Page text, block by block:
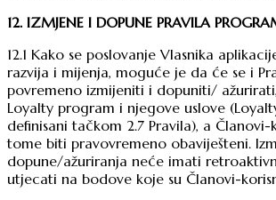
12. IZMJENE I DOPUNE PRAVILA
12.1 Kako se poslovanje Vlasnika
razvija i mijenja, moguće je da će se i
povremeno izmijeniti i dopuniti/
Loyalty program i njegove uslove
definisani tačkom 2.7 Pravila), a
tome biti pravovremeno obaviješteni.
dopune/ažuriranja neće imati
utjecati na bodove koje su Članovi-